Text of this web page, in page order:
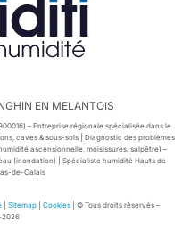
EN MELANTOIS
– Entreprise régionale spécialisée dans le
caves & sous-sols | Diagnostic des problèmes
ascensionnelle, moisissures, salpêtre) –
(inondation) | Spécialiste humidité Hauts de
de-Calais
Sitemap Cookies | © Tous droits réservés –